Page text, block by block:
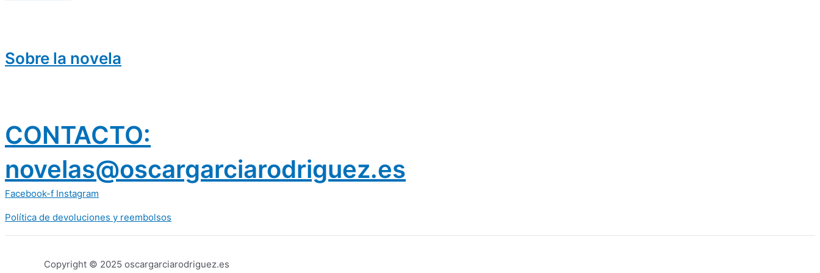
Sobre la novela
CONTACTO:
novelas@oscargarciarodriguez.es
Facebook-f Instagram
Política de devoluciones y reembolsos
Copyright © 2025 oscargarciarodriguez.es